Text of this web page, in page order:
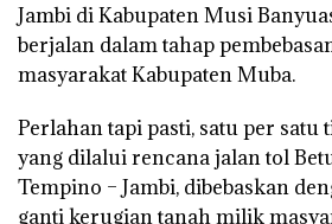
Jambi di Kabupaten Musi
berjalan dalam tahap
masyarakat Kabupaten Muba.
Perlahan tapi pasti, satu per satu
yang dilalui rencana jalan tol
Tempino – Jambi, dibebaskan
ganti kerugian tanah milik